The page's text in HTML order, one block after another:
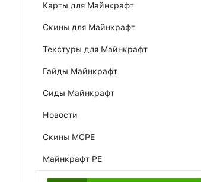
Карты для Майнкрафт
Скины для Майнкрафт
Текстуры для Майнкрафт
Гайды Майнкрафт
Сиды Майнкрафт
Новости
Скины MCPE
Майнкрафт PE